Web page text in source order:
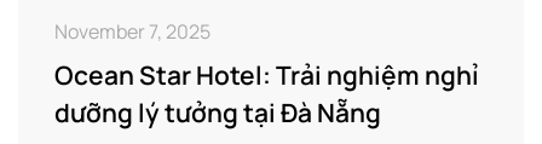
November 7, 2025
Ocean Star Hotel: Trải nghiệm nghỉ
dưỡng lý tưởng tại Đà Nẵng